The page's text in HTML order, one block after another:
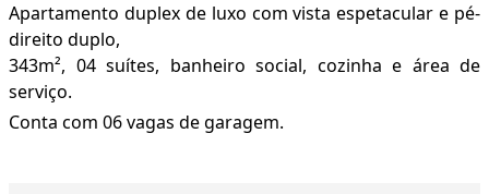
Apartamento duplex de luxo com vista espetacular e pé-
direito duplo,
343m², 04 suítes, banheiro social, cozinha e área de
serviço.
Conta com 06 vagas de garagem.